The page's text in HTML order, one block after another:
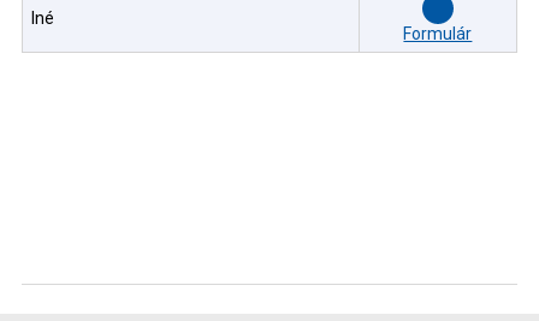
Iné
Formulár